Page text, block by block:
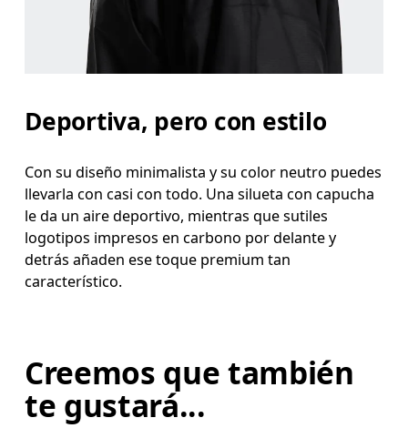
Deportiva, pero con estilo
Con su diseño minimalista y su color neutro puedes
llevarla con casi con todo. Una silueta con capucha
le da un aire deportivo, mientras que sutiles
logotipos impresos en carbono por delante y
detrás añaden ese toque premium tan
característico.
Creemos que también
te gustará...